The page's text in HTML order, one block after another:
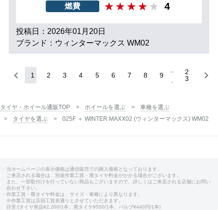
燃費 4
投稿日：2026年01月20日
ブランド：ウィンターマックス WM02
1 2 3 4 5 6 7 8 9
2
3
タイヤ・ホイール通販TOP ホイールを選ぶ
車種を選ぶ
タイヤを選ぶ
025F ＋ WINTER MAXX02 (ウィンターマックス) WM02
・当ホームページの表示価格は通信販売での購入価格となっております。
ご来店される場合は、別途作業工賃・廃タイヤ料金がかかる場合がございます。
また、一部取付けを行っていない商品もございますので、詳しくはご来店される店舗にお問い
合わせ下さい。
・作業工賃・廃タイヤ料金は、サイズ・車種により異なります。
※作業工賃は店頭工賃表通りとさせていただきます。
目安:(タイヤ単品¥2,200/1本、廃タイヤ¥550/1本、バルブ¥440円/1本)